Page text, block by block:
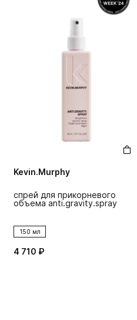
Kevin.Murphy
спрей для прикорневого
объема anti.gravity.spray
150 мл
4 710 ₽